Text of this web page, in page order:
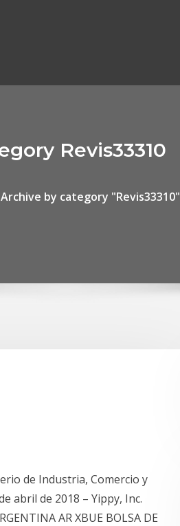
Revis33310
Archive by category "Revis33310"
de Industria, Comercio y
abril de 2018 – Yippy, Inc.
AR XBUE BOLSA DE